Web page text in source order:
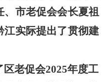
、市老促会会长夏祖
江实际提出了贯彻建
区老促会2025年度工